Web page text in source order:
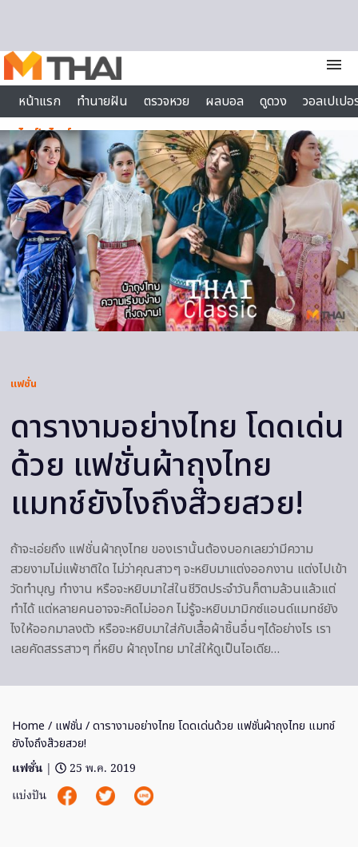
menu
หน้าแรก
ทำนายฝัน ตรวจหวย ผลบอล ดูดวง
วอลเปเป
ไลฟ์สไตล์
แฟชั่น
ดารางามอย่างไทย โดดเด่น
ด้วย แฟชั่นผ้าถุงไทย
แมทช์ยังไงถึงส๊วยสวย!
ถ้าจะเอ่ยถึง แฟชั่นผ้าถุงไทย ของเรานั้นต้องบอกเลยว่ามีความ
สวยงามไม่แพ้ชาติใด ไม่ว่าคุณสาวๆ จะหยิบมาแต่งออกงาน แต่งไปเข้า
วัดทำบุญ ทำงาน หรือจะหยิบมาใส่ในชีวิตประจำวันก็ตามล้วนแล้วแต่
ทำได้ แต่หลายคนอาจจะคิดไม่ออก ไม่รู้จะหยิบมามิกซ์แอนด์แมทช์ยัง
ไงให้ออกมาลงตัว หรือจะหยิบมาใส่กับเสื้อผ้าชิ้นอื่นๆได้อย่างไร เรา
เลยคัดสรรสาวๆ ที่หยิบ ผ้าถุงไทย มาใส่ให้ดูเป็นไอเดีย…
Home / แฟชั่น / ดารางามอย่างไทย โดดเด่นด้วย แฟชั่นผ้าถุงไทย แมทช์
ยังไงถึงส๊วยสวย!
แฟชั่น |
25 พ.ค. 2019
แบ่งปัน